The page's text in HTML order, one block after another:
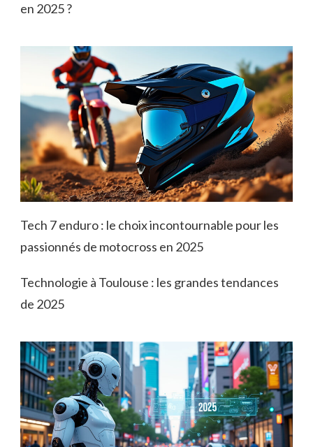
en 2025 ?
Tech 7 enduro : le choix incontournable pour les
passionnés de motocross en 2025
Technologie à Toulouse : les grandes tendances
de 2025